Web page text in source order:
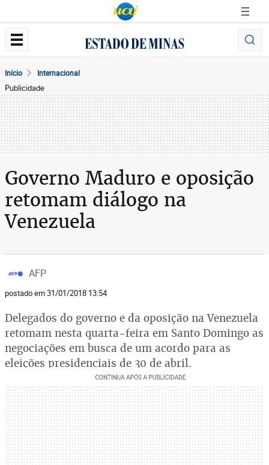
Início Internacional
Publicidade
Governo Maduro e oposição
retomam diálogo na
Venezuela
AFP
postado em 31/01/2018 13:54
Delegados do governo e da oposição na Venezuela
retomam nesta quarta-feira em Santo Domingo as
negociações em busca de um acordo para as
eleições presidenciais de 30 de abril.